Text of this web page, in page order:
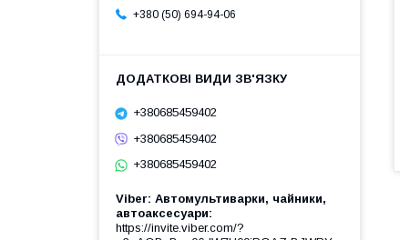
+380 (50) 694-94-06
+380685459402
+380685459402
+380685459402
Viber: Автомультиварки, чайники,
автоаксесуари
https://invite.viber.com/?